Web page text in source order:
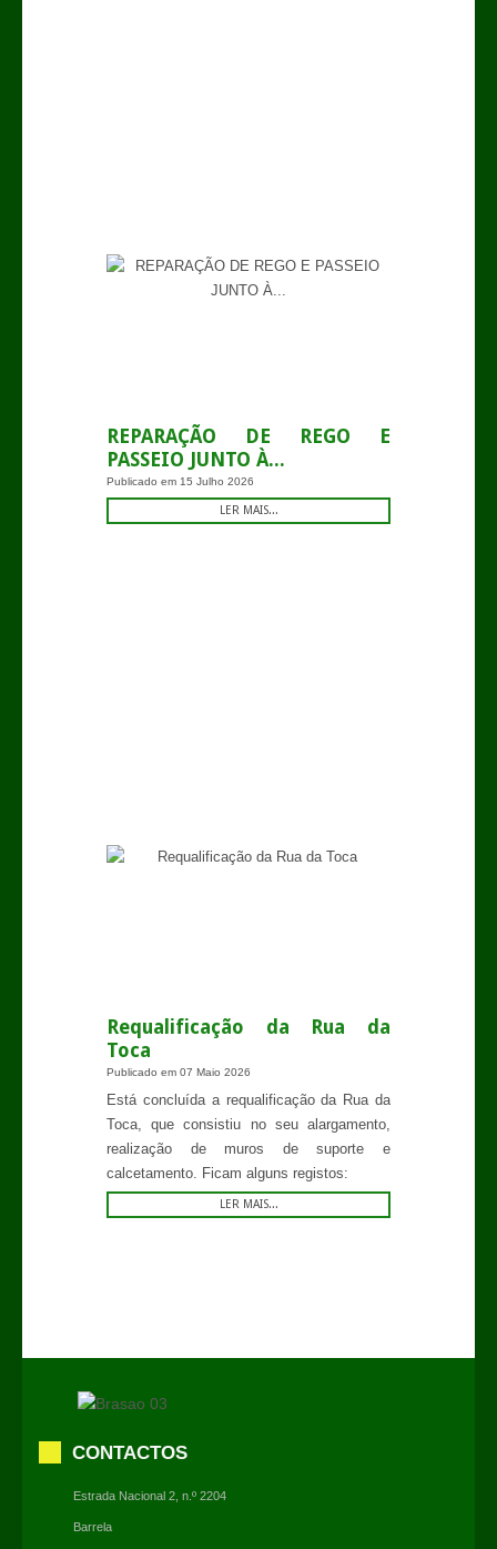
REPARAÇÃO DE REGO E
PASSEIO JUNTO À...
Publicado em 15 Julho 2026
LER MAIS...
Requalificação da Rua da
Toca
Publicado em 07 Maio 2026
Está concluída a requalificação da Rua da
Toca, que consistiu no seu alargamento,
realização de muros de suporte e
calcetamento. Ficam alguns registos:
LER MAIS...
CONTACTOS
Estrada Nacional 2, n.º 2204
Barrela